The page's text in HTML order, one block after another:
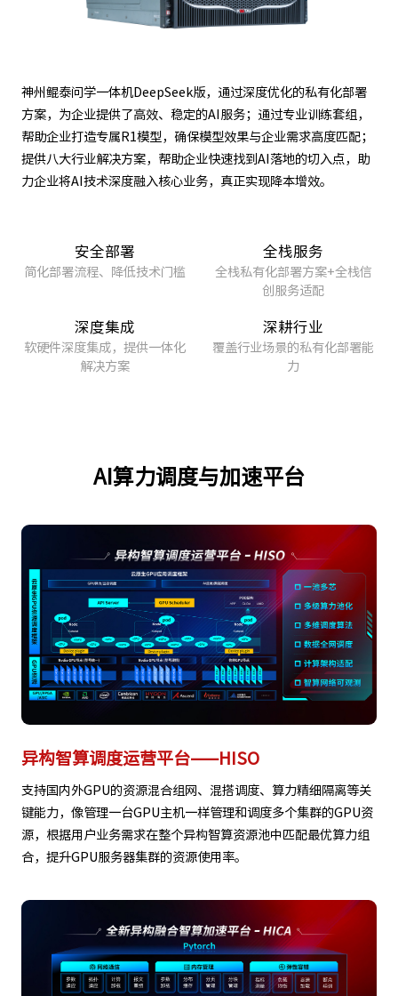
神州鲲泰问学一体机DeepSeek版，通过深度优化的私有化部署
方案，为企业提供了高效、稳定的AI服务；通过专业训练套组，
帮助企业打造专属R1模型，确保模型效果与企业需求高度匹配；
提供八大行业解决方案，帮助企业快速找到AI落地的切入点，助
力企业将AI技术深度融入核心业务，真正实现降本增效。
安全部署
简化部署流程、降低技术门槛
全栈服务
全栈私有化部署方案+全栈信
创服务适配
深度集成
软硬件深度集成，提供一体化
解决方案
深耕行业
覆盖行业场景的私有化部署能
力
AI算力调度与加速平台
异构智算调度运营平台——HISO
支持国内外GPU的资源混合组网、混搭调度、算力精细隔离等关
键能力，像管理一台GPU主机一样管理和调度多个集群的GPU资
源，根据用户业务需求在整个异构智算资源池中匹配最优算力组
合，提升GPU服务器集群的资源使用率。